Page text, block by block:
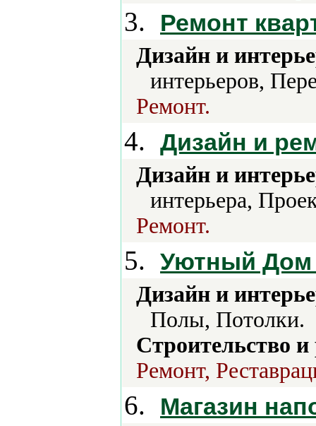
3. Ремонт
Дизайн и
интерьеров,
Ремонт.
4. Дизайн и
Дизайн и
интерьера,
Ремонт.
5. Уютный Дом
Дизайн и
Полы, Потолки.
Строительство
Ремонт,
6. Магазин